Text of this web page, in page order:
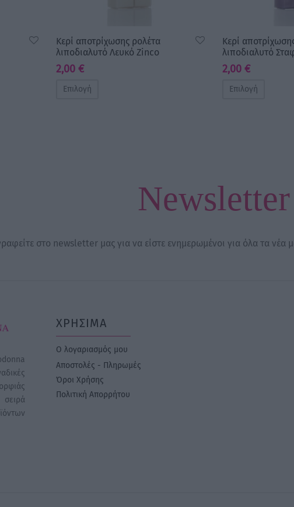
Κερί αποτρίχωσης ρολέτα
λιποδιαλυτό Λευκό Zinco
2,00 €
Επιλογή
Κερί
λιποδιαλυτό
2,00 €
Επιλογή
Newsletter
στο newsletter μας για να είστε ενημερωμένοι για όλα τα νέα
ΧΡΗΣΙΜΑ
Ο λογαριασμός μου
Αποστολές - Πληρωμές
Όροι Χρήσης
Πολιτική Απορρήτου